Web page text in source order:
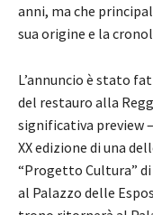
anni, ma che
sua origine e la
L’annuncio è stato
del restauro alla
significativa preview
XX edizione di una
“Progetto Cultura”
al Palazzo delle